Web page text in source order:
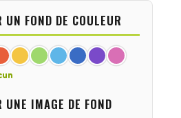
FOND DE COULEUR
IMAGE DE FOND